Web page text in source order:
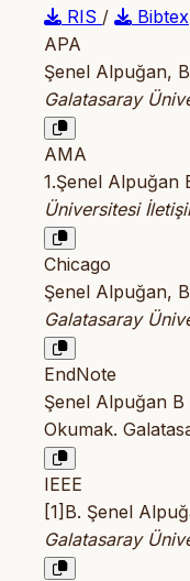
RIS /
Bibtex
APA
Şenel Alpuğan,
Galatasaray
AMA
1.Şenel Alpuğan
Üniversitesi
Chicago
Şenel Alpuğan,
Galatasaray
EndNote
Şenel Alpuğan
Okumak.
IEEE
[1]B. Şenel
Galatasaray